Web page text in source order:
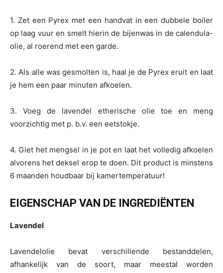
1. Zet een Pyrex met een handvat in een dubbele boiler
op laag vuur en smelt hierin de bijenwas in de calendula-
olie, al roerend met een garde.
2. Als alle was gesmolten is, haal je de Pyrex eruit en laat
je hem een paar minuten afkoelen.
3. Voeg de lavendel etherische olie toe en meng
voorzichtig met p. b.v. een eetstokje.
4. Giet het mengsel in je pot en laat het volledig afkoelen
alvorens het deksel erop te doen. Dit product is minstens
6 maanden houdbaar bij kamertemperatuur!
EIGENSCHAP VAN DE INGREDIËNTEN
Lavendel
Lavendelolie bevat verschillende bestanddelen,
afhankelijk van de soort, maar meestal worden